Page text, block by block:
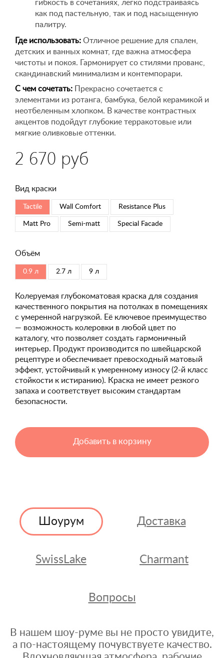
гибкость в сочетаниях, легко подстраиваясь
как под пастельную, так и под насыщенную
палитру.
Где использовать: Отличное решение для спален,
детских и ванных комнат, где важна атмосфера
чистоты и покоя. Гармонирует со стилями прованс,
скандинавский минимализм и контемпорари.
С чем сочетать: Прекрасно сочетается с
элементами из ротанга, бамбука, белой керамикой и
неотбеленным хлопком. В качестве контрастных
акцентов подойдут глубокие терракотовые или
мягкие оливковые оттенки.
2 670 руб
Вид краски
Tactile Wall Comfort Resistance Plus
Matt Pro Semi-matt Special Faсade
Объём
0.9 л 2.7 л 9 л
Колеруемая глубокоматовая краска для создания
качественного покрытия на потолках в помещениях
с умеренной нагрузкой. Её ключевое преимущество
— возможность колеровки в любой цвет по
каталогу, что позволяет создать гармоничный
интерьер. Продукт производится по швейцарской
рецептуре и обеспечивает превосходный матовый
эффект, устойчивый к умеренному износу (2-й класс
стойкости к истиранию). Краска не имеет резкого
запаха и соответствует высоким стандартам
безопасности.
Добавить в корзину
Шоурум Доставка
SwissLake Charmant
Вопросы
В нашем шоу-руме вы не просто увидите,
а по-настоящему почувствуете качество.